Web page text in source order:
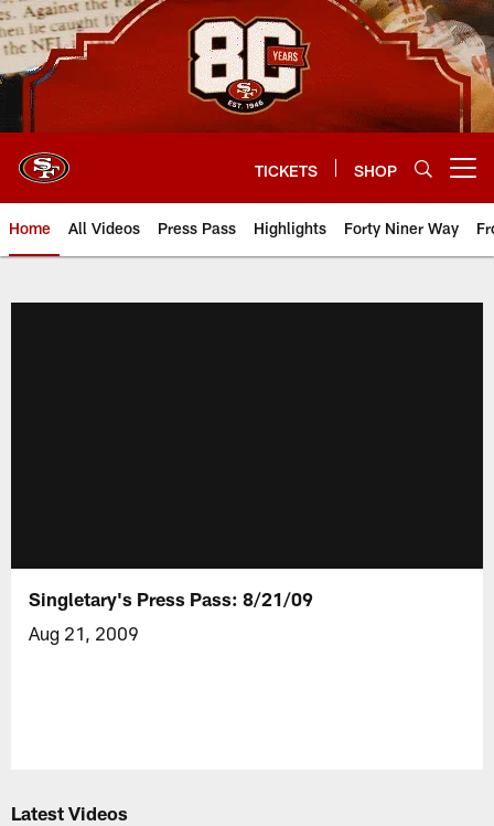
Skip
to
main
content
TICKETS SHOP
Home All Videos Press Pass Highlights Forty Niner Way
Singletary's Press Pass: 8/21/09
Aug 21, 2009
Latest Videos